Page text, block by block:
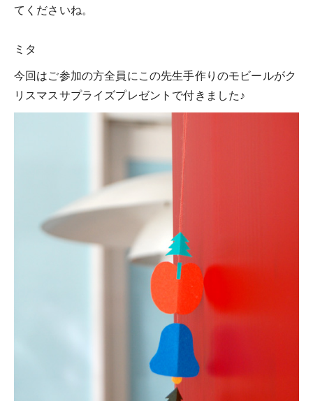
てくださいね。
ミタ
今回はご参加の方全員にこの先生手作りのモビールがク
リスマスサプライズプレゼントで付きました♪